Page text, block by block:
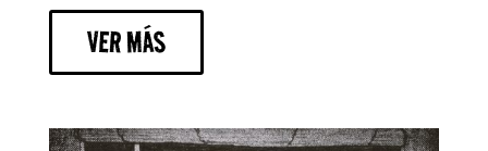
VER MÁS